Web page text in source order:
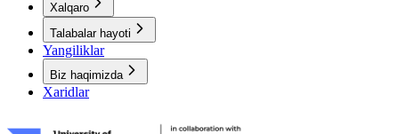
Xalqaro
Talabalar hayoti
Yangiliklar
Biz haqimizda
Xaridlar